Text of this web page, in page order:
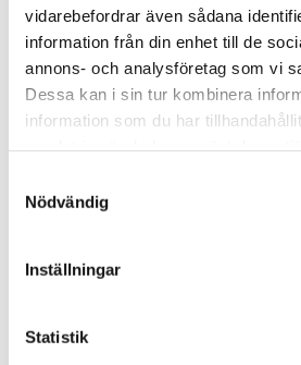
vidarebefordrar även sådana
information från din enhet till de
annons- och analysföretag som vi
Dessa kan i sin tur kombinera
information som du har
Nödvändig
Inställningar
Statistik
RECENSIONER
OM TWO FACES OF SWEDEN
PRODUKTBLAD